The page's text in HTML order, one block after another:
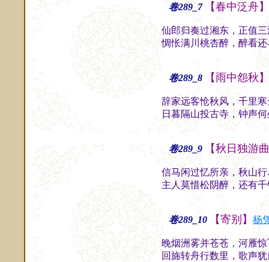
卷289_7 【春中泛舟】
仙郎归奏过湘东，正值
惆怅满川桃杏醉，醉看
卷289_8 【雨中怨秋】
辞家远客怆秋风，千里
日暮隔山投古寺，钟声
卷289_9 【秋日独游
信马闲过忆所亲，秋山
主人莫惜松阴醉，还有
卷289_10 【寄别】 杨
晚烟洲雾并苍苍，河雁
回旆转舟行数里，歌声